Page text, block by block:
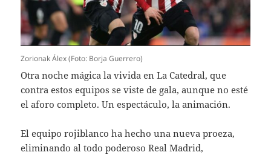
Zorionak Álex (Foto: Borja Guerrero)
Otra noche mágica la vivida en La Catedral, que
contra estos equipos se viste de gala, aunque no esté
el aforo completo. Un espectáculo, la animación.
El equipo rojiblanco ha hecho una nueva proeza,
eliminando al todo poderoso Real Madrid,